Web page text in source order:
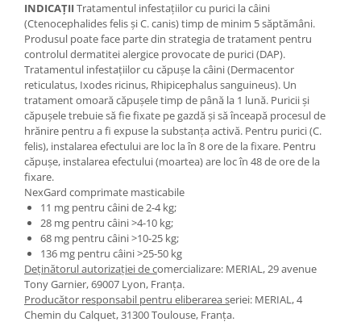
INDICAŢII Tratamentul infestaţiilor cu purici la câini
(Ctenocephalides felis şi C. canis) timp de minim 5 săptămâni.
Produsul poate face parte din strategia de tratament pentru
controlul dermatitei alergice provocate de purici (DAP).
Tratamentul infestaţiilor cu căpuşe la câini (Dermacentor
reticulatus, Ixodes ricinus, Rhipicephalus sanguineus). Un
tratament omoară căpuşele timp de până la 1 lună. Puricii şi
căpuşele trebuie să fie fixate pe gazdă şi să înceapă procesul de
hrănire pentru a fi expuse la substanţa activă. Pentru purici (C.
felis), instalarea efectului are loc la în 8 ore de la fixare. Pentru
căpuşe, instalarea efectului (moartea) are loc în 48 de ore de la
fixare.
NexGard comprimate masticabile
11 mg pentru câini de 2-4 kg;
28 mg pentru câini >4-10 kg;
68 mg pentru câini >10-25 kg;
136 mg pentru câini >25-50 kg
Deţinătorul autorizaţiei de comercializare: MERIAL, 29 avenue
Tony Garnier, 69007 Lyon, Franța.
Producător responsabil pentru eliberarea seriei: MERIAL, 4
Chemin du Calquet, 31300 Toulouse, Franţa.